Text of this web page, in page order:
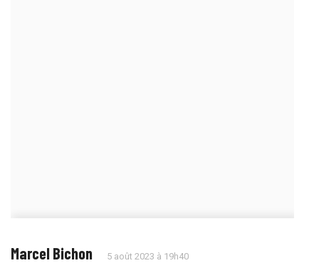
Marcel Bichon 5 août 2023 à 19h40